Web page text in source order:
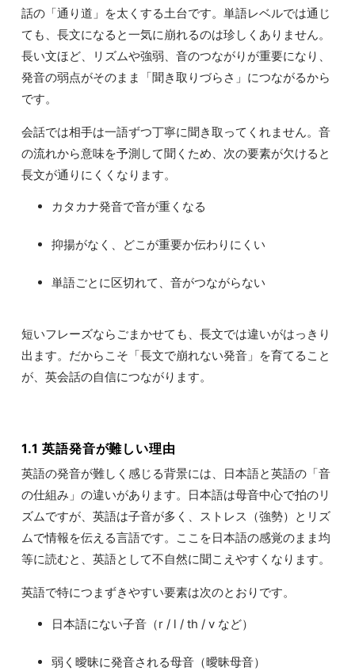
話の「通り道」を太くする土台です。単語レベルでは通じ
ても、長文になると一気に崩れるのは珍しくありません。
長い文ほど、リズムや強弱、音のつながりが重要になり、
発音の弱点がそのまま「聞き取りづらさ」につながるから
です。
会話では相手は一語ずつ丁寧に聞き取ってくれません。音
の流れから意味を予測して聞くため、次の要素が欠けると
長文が通りにくくなります。
カタカナ発音で音が重くなる
抑揚がなく、どこが重要か伝わりにくい
単語ごとに区切れて、音がつながらない
短いフレーズならごまかせても、長文では違いがはっきり
出ます。だからこそ「長文で崩れない発音」を育てること
が、英会話の自信につながります。
1.1 英語発音が難しい理由
英語の発音が難しく感じる背景には、日本語と英語の「音
の仕組み」の違いがあります。日本語は母音中心で拍のリ
ズムですが、英語は子音が多く、ストレス（強勢）とリズ
ムで情報を伝える言語です。ここを日本語の感覚のまま均
等に読むと、英語として不自然に聞こえやすくなります。
英語で特につまずきやすい要素は次のとおりです。
日本語にない子音（r / l / th / v など）
弱く曖昧に発音される母音（曖昧母音）